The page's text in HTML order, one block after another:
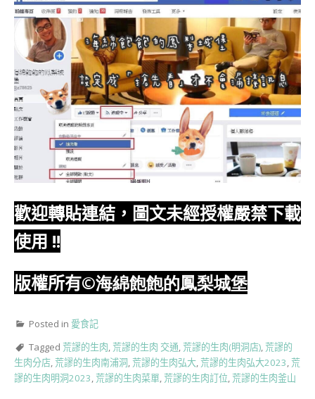
歡迎轉貼連結，圖文未經授權嚴禁下載
使用 !!
版權所有©海綿飽飽的鳳梨城堡
Posted in 愛食記
Tagged 荒謬的生肉 荒謬的生肉 交通 荒謬的生肉(明洞店) 荒謬的
生肉分店 荒謬的生肉南浦洞 荒謬的生肉弘大 荒謬的生肉弘大2023 荒
謬的生肉明洞2023 荒謬的生肉菜單 荒謬的生肉訂位 荒謬的生肉釜山